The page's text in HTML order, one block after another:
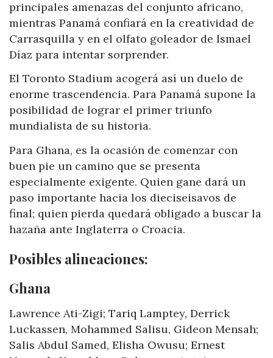
principales amenazas del conjunto africano,
mientras Panamá confiará en la creatividad de
Carrasquilla y en el olfato goleador de Ismael
Díaz para intentar sorprender.
El Toronto Stadium acogerá así un duelo de
enorme trascendencia. Para Panamá supone la
posibilidad de lograr el primer triunfo
mundialista de su historia.
Para Ghana, es la ocasión de comenzar con
buen pie un camino que se presenta
especialmente exigente. Quien gane dará un
paso importante hacia los dieciseisavos de
final; quien pierda quedará obligado a buscar la
hazaña ante Inglaterra o Croacia.
Posibles alineaciones:
Ghana
Lawrence Ati-Zigi; Tariq Lamptey, Derrick
Luckassen, Mohammed Salisu, Gideon Mensah;
Salis Abdul Samed, Elisha Owusu; Ernest